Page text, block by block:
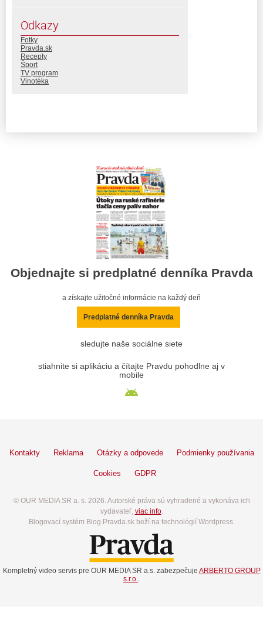
Odkazy
Fotky
Pravda.sk
Recepty
Šport
TV program
Vinotéka
Objednajte si predplatné denníka Pravda
a získajte užitočné informácie na každý deň
Predplatné denníka Pravda
sledujte naše sociálne siete
stiahnite si aplikáciu a čítajte Pravdu pohodlne aj v
mobile
Kontakty Reklama Otázky a odpovede Podmienky používania
Cookies GDPR
© OUR MEDIA SR a. s. 2026. Autorské práva sú vyhradené a vykonáva ich
vydavateľ, viac info.
Blogovací systém Blog.Pravda.sk beží na technológií Wordpress.
Kompletný video servis pre OUR MEDIA SR a.s. zabezpečuje ARBERTO GROUP
s.r.o.